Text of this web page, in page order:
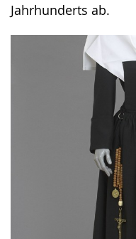
Jahrhunderts ab.